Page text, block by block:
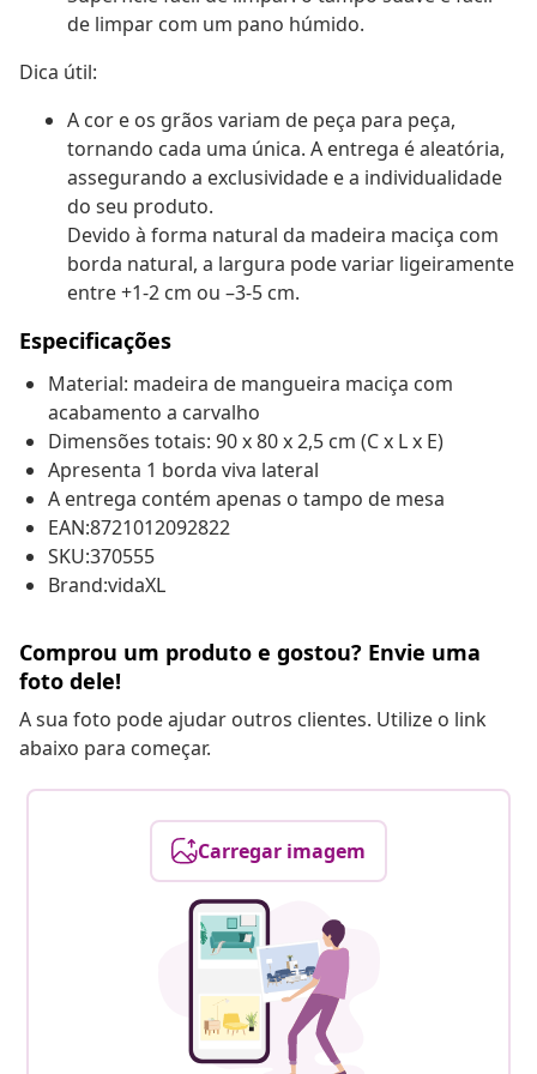
de limpar com um pano húmido.
Dica útil:
A cor e os grãos variam de peça para peça,
tornando cada uma única. A entrega é aleatória,
assegurando a exclusividade e a individualidade
do seu produto.
Devido à forma natural da madeira maciça com
borda natural, a largura pode variar ligeiramente
entre +1-2 cm ou –3-5 cm.
Especificações
Material: madeira de mangueira maciça com
acabamento a carvalho
Dimensões totais: 90 x 80 x 2,5 cm (C x L x E)
Apresenta 1 borda viva lateral
A entrega contém apenas o tampo de mesa
EAN:8721012092822
SKU:370555
Brand:vidaXL
Comprou um produto e gostou? Envie uma
foto dele!
A sua foto pode ajudar outros clientes. Utilize o link
abaixo para começar.
Carregar imagem